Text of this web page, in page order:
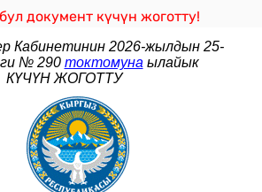
документ күчүн жоготту!